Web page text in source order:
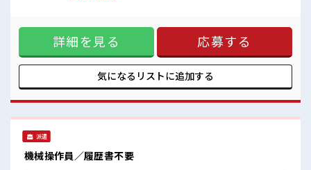
日の服選びに悩まずOK♪ ≪初めての仕事だけど自分にもでき
そう≫ 新しいことにチャレンジするのは不安だけど、 しっか
り働く環境が整っています！ イチからスキルUP・ステップ
UP目指していきましょう！ ■職場の雰囲気 女性も活躍しやす
い雰囲気の職場です！ 派手すぎなければ多少のヘアカラーも
OKなのはウレシイPoint☆ ホドよく残業があるのでホドよく
詳細を見る 応募する
気になるリストに追加する
派遣
機械操作員／履歴書不要